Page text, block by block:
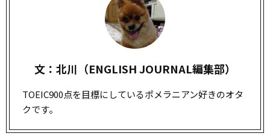
文：北川（ENGLISH JOURNAL編集部）
TOEIC900点を目標にしているポメラニアン好きのオタ
クです。